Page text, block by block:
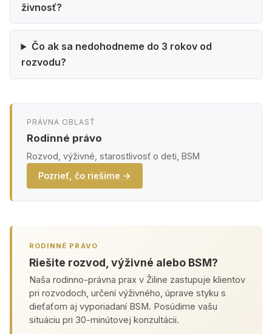
živnosť?
Čo ak sa nedohodneme do 3 rokov od
rozvodu?
PRÁVNA OBLASŤ
Rodinné právo
Rozvod, výživné, starostlivosť o deti, BSM
Pozrieť, čo riešime →
RODINNÉ PRÁVO
Riešite rozvod, výživné alebo BSM?
Naša rodinno-právna prax v Žiline zastupuje klientov
pri rozvodoch, určení výživného, úprave styku s
dieťaťom aj vyporiadaní BSM. Posúdime vašu
situáciu pri 30-minútovej konzultácii.